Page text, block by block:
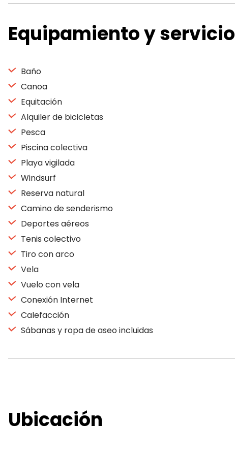
Equipamiento y servicio
Baño
Canoa
Equitación
Alquiler de bicicletas
Pesca
Piscina colectiva
Playa vigilada
Windsurf
Reserva natural
Camino de senderismo
Deportes aéreos
Tenis colectivo
Tiro con arco
Vela
Vuelo con vela
Conexión Internet
Calefacción
Sábanas y ropa de aseo incluidas
Ubicación